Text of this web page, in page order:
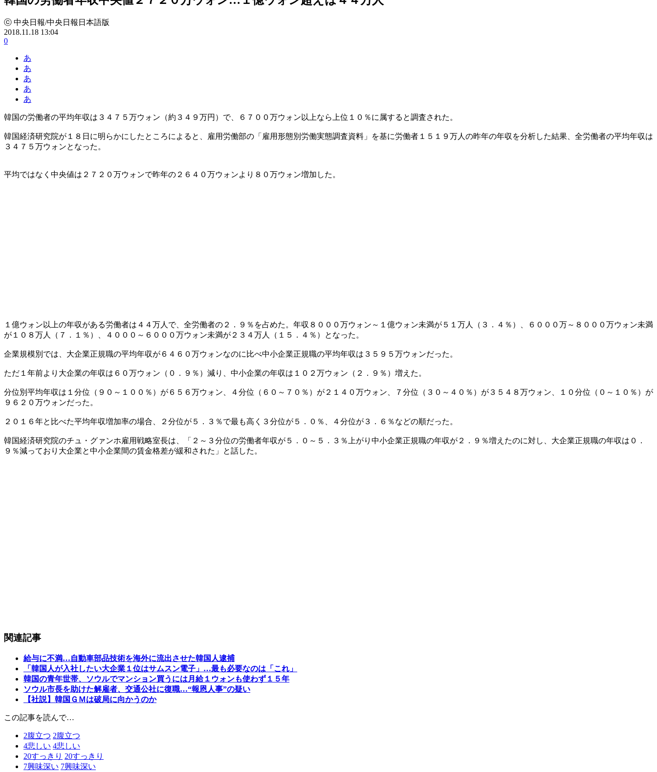
ⓒ 中央日報/中央日報日本語版
2018.11.18 13:04
0
あ
あ
あ
あ
あ
韓国の労働者の平均年収は３４７５万ウォン（約３４９万円）で、６７００万ウォン以上なら上位１０％に属すると調査された。
韓国経済研究院が１８日に明らかにしたところによると、雇用労働部の「雇用形態別労働実態調査資料」を基に労働者１５１９万人の昨年の年収を分析した結果、全労働者の平均年収は
３４７５万ウォンとなった。
平均ではなく中央値は２７２０万ウォンで昨年の２６４０万ウォンより８０万ウォン増加した。
１億ウォン以上の年収がある労働者は４４万人で、全労働者の２．９％を占めた。年収８０００万ウォン～１億ウォン未満が５１万人（３．４％）、６０００万～８０００万ウォン未満
が１０８万人（７．１％）、４０００～６０００万ウォン未満が２３４万人（１５．４％）となった。
企業規模別では、大企業正規職の平均年収が６４６０万ウォンなのに比べ中小企業正規職の平均年収は３５９５万ウォンだった。
ただ１年前より大企業の年収は６０万ウォン（０．９％）減り、中小企業の年収は１０２万ウォン（２．９％）増えた。
分位別平均年収は１分位（９０～１００％）が６５６万ウォン、４分位（６０～７０％）が２１４０万ウォン、７分位（３０～４０％）が３５４８万ウォン、１０分位（０～１０％）が
９６２０万ウォンだった。
２０１６年と比べた平均年収増加率の場合、２分位が５．３％で最も高く３分位が５．０％、４分位が３．６％などの順だった。
韓国経済研究院のチュ・グァンホ雇用戦略室長は、「２～３分位の労働者年収が５．０～５．３％上がり中小企業正規職の年収が２．９％増えたのに対し、大企業正規職の年収は０．
９％減っており大企業と中小企業間の賃金格差が緩和された」と話した。
関連記事
給与に不満…自動車部品技術を海外に流出させた韓国人逮捕
「韓国人が入社したい大企業１位はサムスン電子」…最も必要なのは「これ」
韓国の青年世帯、ソウルでマンション買うには月給１ウォンも使わず１５年
ソウル市長を助けた解雇者、交通公社に復職…“報恩人事”の疑い
【社説】韓国ＧＭは破局に向かうのか
この記事を読んで…
2腹立つ 2腹立つ
4悲しい 4悲しい
20すっきり 20すっきり
7興味深い 7興味深い